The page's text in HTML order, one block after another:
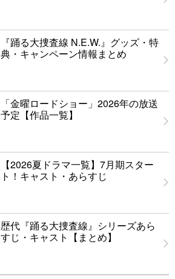
『踊る大捜査線 N.E.W.』グッズ・特
典・キャンペーン情報まとめ
「金曜ロードショー」2026年の放送
予定【作品一覧】
【2026夏ドラマ一覧】7月期スター
ト！キャスト・あらすじ
歴代『踊る大捜査線』シリーズあら
すじ・キャスト【まとめ】